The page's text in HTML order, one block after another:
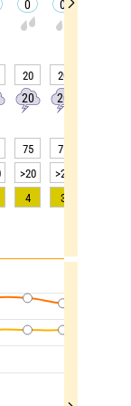
0 0
20 20
20 20
75 75
>20 >20
4 3